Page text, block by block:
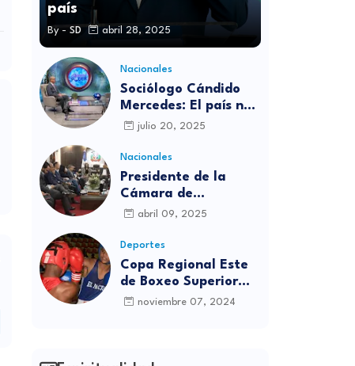
país
By - SD abril 28, 2025
Nacionales
Sociólogo Cándido
Mercedes: El país no
está preparado para
independientes
julio 20, 2025
Nacionales
Presidente de la
Cámara de
diputados se
víctimas de la
discoteca Jet Set
abril 09, 2025
Deportes
Copa Regional Este
de Boxeo Superior
será inaugurada este
noviembre 07, 2024